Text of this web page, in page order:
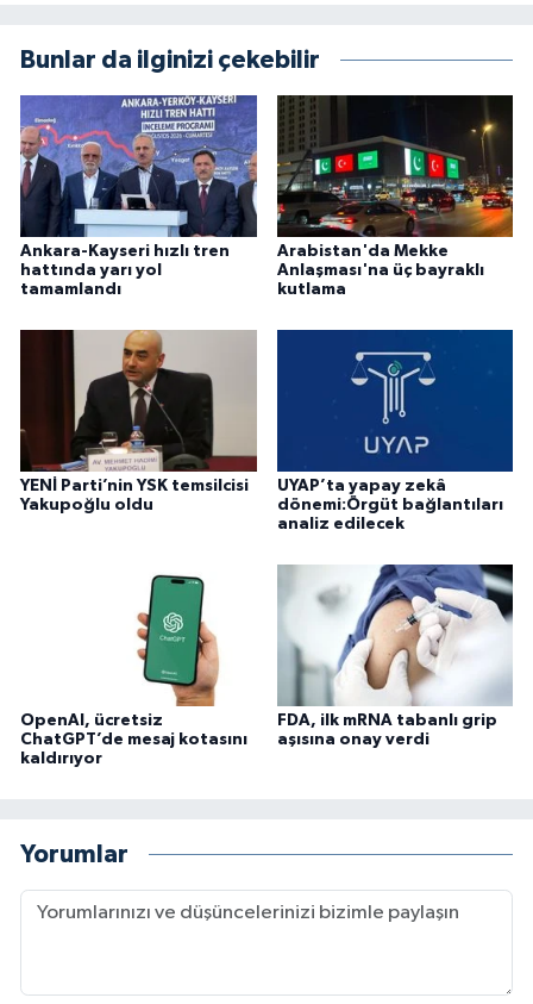
Bunlar da ilginizi çekebilir
Ankara-Kayseri hızlı tren
hattında yarı yol
tamamlandı
Arabistan'da Mekke
Anlaşması'na üç bayraklı
kutlama
YENİ Parti’nin YSK temsilcisi
Yakupoğlu oldu
UYAP’ta yapay zekâ
dönemi:Örgüt bağlantıları
analiz edilecek
OpenAI, ücretsiz
ChatGPT’de mesaj kotasını
kaldırıyor
FDA, ilk mRNA tabanlı grip
aşısına onay verdi
Yorumlar